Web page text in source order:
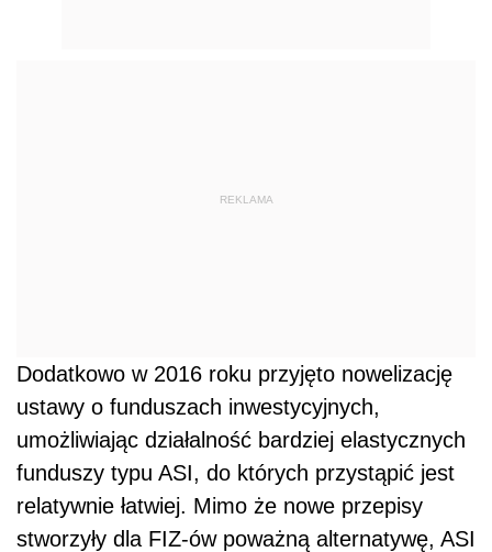
REKLAMA
Dodatkowo w 2016 roku przyjęto nowelizację
ustawy o funduszach inwestycyjnych,
umożliwiając działalność bardziej elastycznych
funduszy typu ASI, do których przystąpić jest
relatywnie łatwiej. Mimo że nowe przepisy
stworzyły dla FIZ-ów poważną alternatywę, ASI